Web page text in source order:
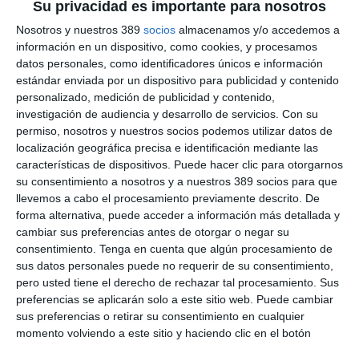
Su privacidad es importante para nosotros
Nosotros y nuestros 389 socios almacenamos y/o accedemos a
información en un dispositivo, como cookies, y procesamos
datos personales, como identificadores únicos e información
estándar enviada por un dispositivo para publicidad y contenido
personalizado, medición de publicidad y contenido,
investigación de audiencia y desarrollo de servicios. Con su
permiso, nosotros y nuestros socios podemos utilizar datos de
localización geográfica precisa e identificación mediante las
características de dispositivos. Puede hacer clic para otorgarnos
su consentimiento a nosotros y a nuestros 389 socios para que
llevemos a cabo el procesamiento previamente descrito. De
forma alternativa, puede acceder a información más detallada y
cambiar sus preferencias antes de otorgar o negar su
consentimiento. Tenga en cuenta que algún procesamiento de
sus datos personales puede no requerir de su consentimiento,
pero usted tiene el derecho de rechazar tal procesamiento. Sus
preferencias se aplicarán solo a este sitio web. Puede cambiar
sus preferencias o retirar su consentimiento en cualquier
momento volviendo a este sitio y haciendo clic en el botón
inicio de un camino en el que seguir aprendiendo será
fundamental" y ha indicado que "la sanidad es un entorno en
constante evolución que exige profesionales comprometidos,
capaces de trabajar en equipo y de actuar guiados por valores
como la empatía, la valentía y la responsabilidad".
Incide la compañía en que el ciclo de Cuidados Auxiliares de
Enfermería prepara a los estudiantes para participar en la
atención directa a los pacientes y en el funcionamiento diario
de los centros sanitarios. Resalta que la titulación abre salidas
profesionales en hospitales, clínicas dentales, residencias de
mayores, centros de día o servicios de atención domiciliaria,
así como en distintos ámbitos del sistema público de salud.
En la actualidad, Sanitas Campus FP Barcelona continúa
formando a estudiantes en otros ciclos como Técnico Superior
en Imagen para el Diagnóstico y Medicina Nuclear y Técnico
Superior en Higiene Bucodental.
Sanitas cuenta con más de 900 estudiantes entre Sanitas
Campus FP y el Campus Universitario Sanitas asociado a
la Universidad Europea .